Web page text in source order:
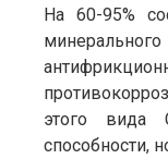
На 60-95%
этого
способности,